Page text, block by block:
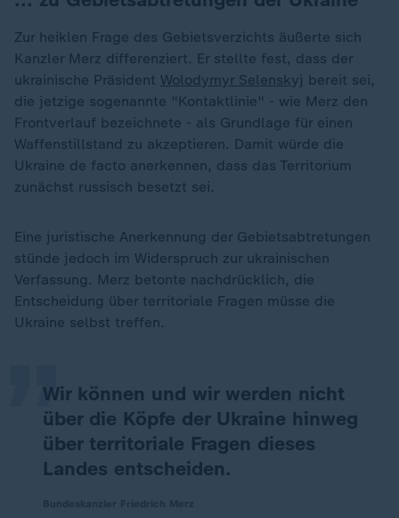
Zur heiklen Frage des Gebietsverzichts äußerte sich
Kanzler Merz differenziert. Er stellte fest, dass der
ukrainische Präsident Wolodymyr Selenskyj bereit sei,
die jetzige sogenannte "Kontaktlinie" - wie Merz den
Frontverlauf bezeichnete - als Grundlage für einen
Waffenstillstand zu akzeptieren. Damit würde die
Ukraine de facto anerkennen, dass das Territorium
zunächst russisch besetzt sei.
Eine juristische Anerkennung der Gebietsabtretungen
stünde jedoch im Widerspruch zur ukrainischen
Verfassung. Merz betonte nachdrücklich, die
Entscheidung über territoriale Fragen müsse die
Ukraine selbst treffen.
Wir können und wir werden nicht
über die Köpfe der Ukraine hinweg
über territoriale Fragen dieses
Landes entscheiden.
„